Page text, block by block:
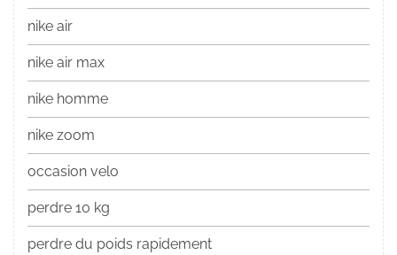
nike air
nike air max
nike homme
nike zoom
occasion velo
perdre 10 kg
perdre du poids rapidement